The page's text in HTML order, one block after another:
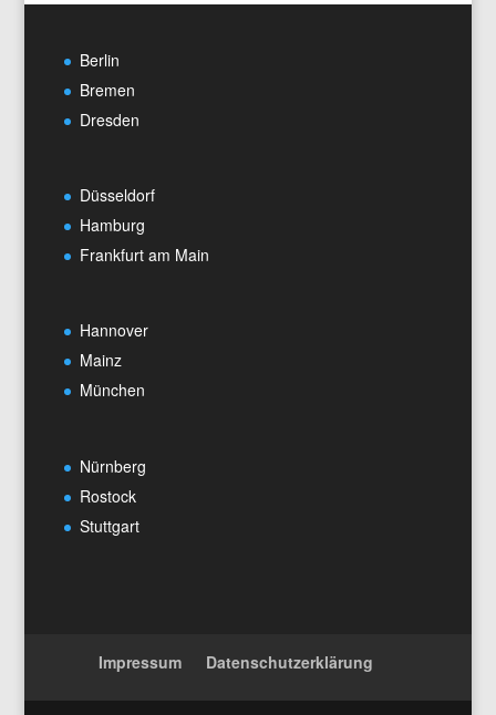
Berlin
Bremen
Dresden
Düsseldorf
Hamburg
Frankfurt am Main
Hannover
Mainz
München
Nürnberg
Rostock
Stuttgart
Impressum Datenschutzerklärung